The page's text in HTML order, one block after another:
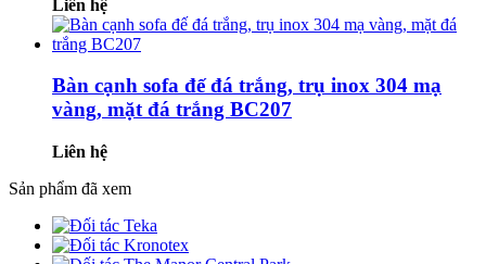
Liên hệ
Bàn cạnh sofa đế đá trắng, trụ inox 304 mạ
vàng, mặt đá trắng BC207
Liên hệ
Sản phẩm đã xem